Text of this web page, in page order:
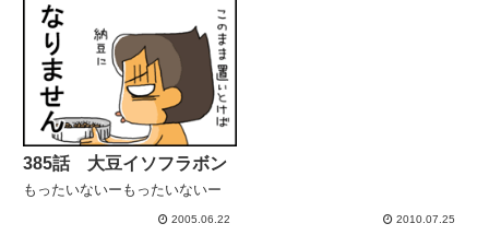
385話 大豆イソフラボン
もったいないーもったいないー
2005.06.22 2010.07.25